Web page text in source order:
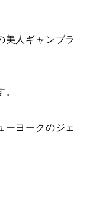
美人ギャンブラ
ーヨークのジェ